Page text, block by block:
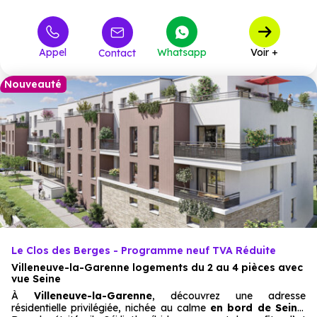
11 à partir de 363 981 €
Appel Contact Whatsapp Voir +
Nouveauté
Le Clos des Berges - Programme neuf TVA Réduite
Villeneuve-la-Garenne logements du 2 au 4 pièces avec
vue Seine
À Villeneuve-la-Garenne, découvrez une adresse
résidentielle privilégiée, nichée au calme en bord de Seine